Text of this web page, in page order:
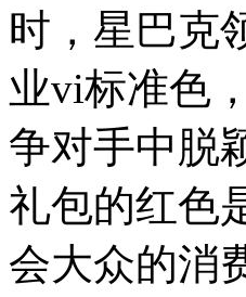
时，星巴克
业vi标准色
争对手中脱
礼包的红色
会大众的消